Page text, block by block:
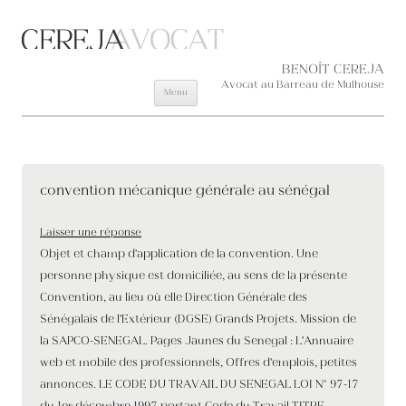
BENOÎT CEREJA
Avocat au Barreau de Mulhouse
Menu
Aller au contenu principal
convention mécanique générale au sénégal
Laisser une réponse
Objet et champ d'application de la convention. Une
personne physique est domiciliée, au sens de la présente
Convention, au lieu où elle Direction Générale des
Sénégalais de l'Extérieur (DGSE) Grands Projets. Mission de
la SAPCO-SENEGAL. Pages Jaunes du Senegal : L'Annuaire
web et mobile des professionnels, Offres d'emplois, petites
annonces. LE CODE DU TRAVAIL DU SENEGAL LOI N° 97-17